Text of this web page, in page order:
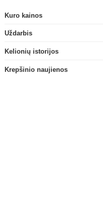
Kuro kainos
Uždarbis
Kelionių istorijos
Krepšinio naujienos